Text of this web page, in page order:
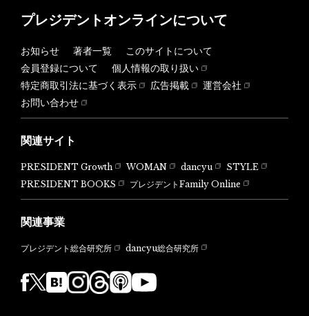
プレジデントオンラインについて
お知らせ 著者一覧
このサイトについて
会員登録について
個人情報の取り扱い
特定商取引法に基づく表示
広告掲載
運営会社
お問い合わせ
関連サイト
PRESIDENT Growth WOMAN dancyu
STYLE
PRESIDENT BOOKS
プレジデントFamily Online
関連事業
プレジデント総合研究所 dancyu総合研究所